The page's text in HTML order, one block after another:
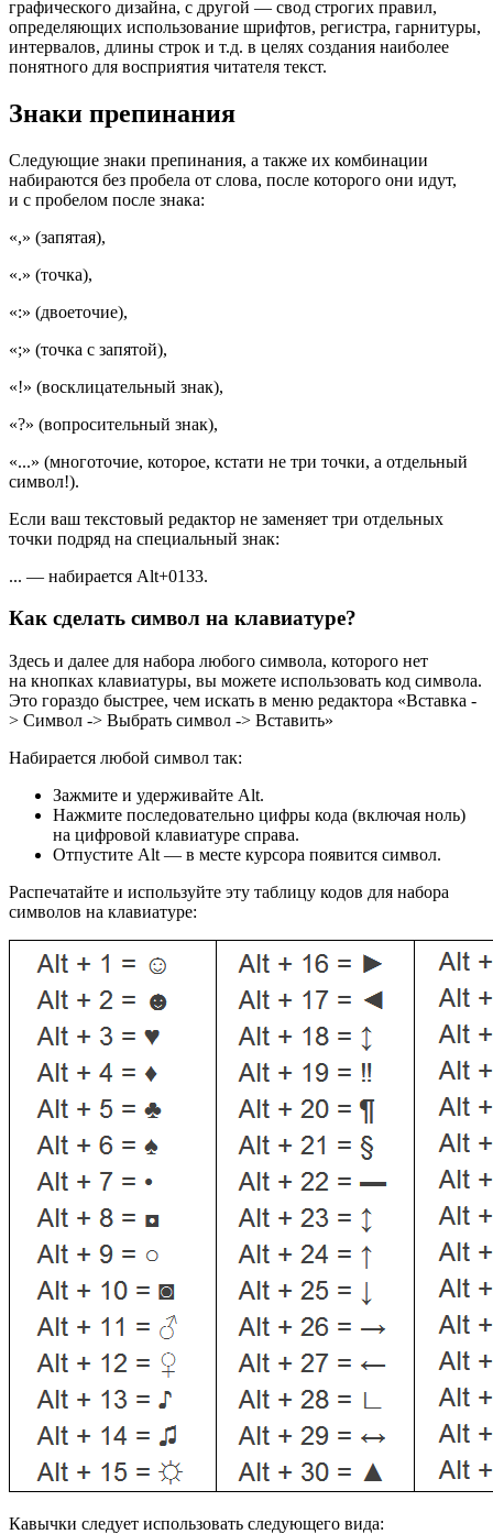
графического дизайна, с другой — свод строгих правил,
определяющих использование шрифтов, регистра, гарнитуры,
интервалов, длины строк и т.д. в целях создания наиболее
понятного для восприятия читателя текст.
Знаки препинания
Следующие знаки препинания, а также их комбинации
набираются без пробела от слова, после которого они идут,
и с пробелом после знака:
«,» (запятая),
«.» (точка),
«:» (двоеточие),
«;» (точка с запятой),
«!» (восклицательный знак),
«?» (вопросительный знак),
«...» (многоточие, которое, кстати не три точки, а отдельный
символ!).
Если ваш текстовый редактор не заменяет три отдельных
точки подряд на специальный знак:
... — набирается Alt+0133.
Как сделать символ на клавиатуре?
Здесь и далее для набора любого символа, которого нет
на кнопках клавиатуры, вы можете использовать код символа.
Это гораздо быстрее, чем искать в меню редактора «Вставка -
> Символ -> Выбрать символ -> Вставить»
Набирается любой символ так:
Зажмите и удерживайте Alt.
Нажмите последовательно цифры кода (включая ноль)
на цифровой клавиатуре справа.
Отпустите Alt — в месте курсора появится символ.
Распечатайте и используйте эту таблицу кодов для набора
символов на клавиатуре:
Кавычки следует использовать следующего вида: